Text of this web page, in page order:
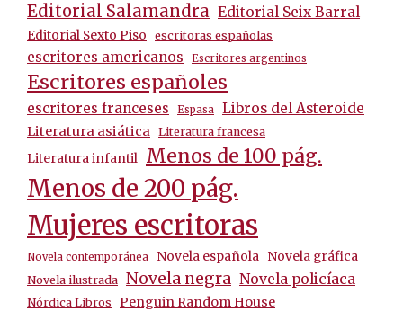
Editorial Salamandra Editorial Seix Barral
Editorial Sexto Piso escritoras españolas
escritores americanos Escritores argentinos
Escritores españoles
escritores franceses Espasa Libros del Asteroide
Literatura asiática Literatura francesa
Literatura infantil Menos de 100 pág.
Menos de 200 pág.
Mujeres escritoras
Novela contemporánea Novela española Novela gráfica
Novela ilustrada Novela negra Novela policíaca
Nórdica Libros Penguin Random House